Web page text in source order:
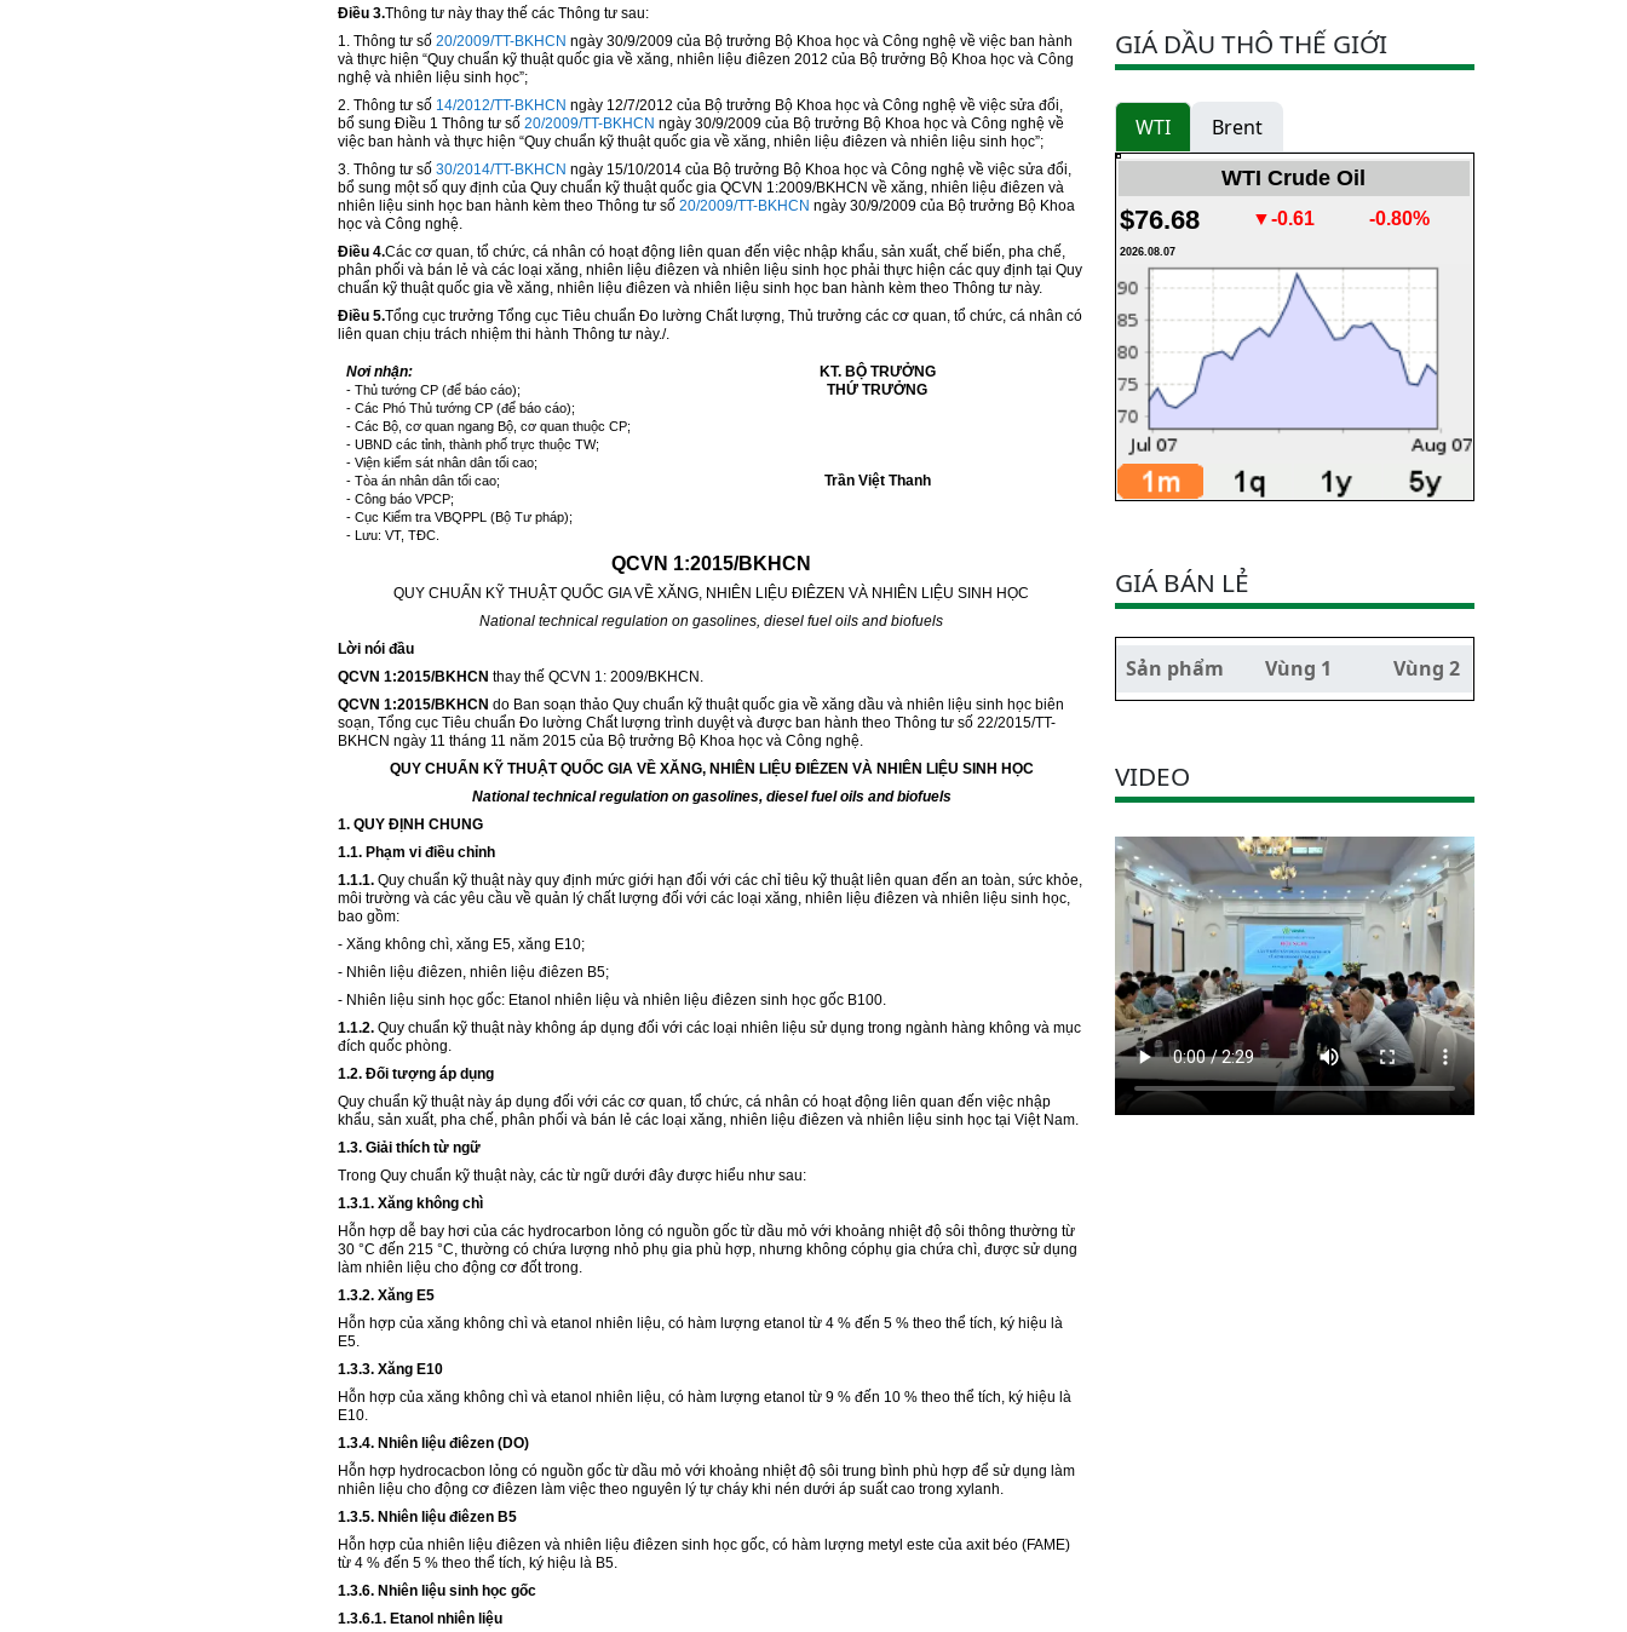
Điều 3.Thông tư này thay thế các Thông tư sau:
1. Thông tư số 20/2009/TT-BKHCN ngày 30/9/2009 của Bộ trưởng Bộ Khoa học và Công nghệ về việc ban hành
và thực hiện “Quy chuẩn kỹ thuật quốc gia về xăng, nhiên liệu điêzen 2012 của Bộ trưởng Bộ Khoa học và Công
nghệ và nhiên liệu sinh học”;
2. Thông tư số 14/2012/TT-BKHCN ngày 12/7/2012 của Bộ trưởng Bộ Khoa học và Công nghệ về việc sửa đổi,
bổ sung Điều 1 Thông tư số 20/2009/TT-BKHCN ngày 30/9/2009 của Bộ trưởng Bộ Khoa học và Công nghệ về
việc ban hành và thực hiện “Quy chuẩn kỹ thuật quốc gia về xăng, nhiên liệu điêzen và nhiên liệu sinh học”;
3. Thông tư số 30/2014/TT-BKHCN ngày 15/10/2014 của Bộ trưởng Bộ Khoa học và Công nghệ về việc sửa đổi,
bổ sung một số quy định của Quy chuẩn kỹ thuật quốc gia QCVN 1:2009/BKHCN về xăng, nhiên liệu điêzen và
nhiên liệu sinh học ban hành kèm theo Thông tư số 20/2009/TT-BKHCN ngày 30/9/2009 của Bộ trưởng Bộ Khoa
học và Công nghệ.
Điều 4.Các cơ quan, tổ chức, cá nhân có hoạt động liên quan đến việc nhập khẩu, sản xuất, chế biến, pha chế,
phân phối và bán lẻ và các loại xăng, nhiên liệu điêzen và nhiên liệu sinh học phải thực hiện các quy định tại Quy
chuẩn kỹ thuật quốc gia về xăng, nhiên liệu điêzen và nhiên liệu sinh học ban hành kèm theo Thông tư này.
Điều 5.Tổng cục trưởng Tổng cục Tiêu chuẩn Đo lường Chất lượng, Thủ trưởng các cơ quan, tổ chức, cá nhân có
liên quan chịu trách nhiệm thi hành Thông tư này./.
Nơi nhận:
- Thủ tướng CP (để báo cáo);
- Các Phó Thủ tướng CP (để báo cáo);
- Các Bộ, cơ quan ngang Bộ, cơ quan thuộc CP;
- UBND các tỉnh, thành phố trực thuộc TW;
- Việnkiểm sát nhân dân tối cao;
- Tòaán nhân dân tối cao;
- Công báo VPCP;
- Cục Kiểmtra VBQPPL (Bộ Tư pháp);
- Lưu: VT, TĐC.
KT. BỘ TRƯỞNG
THỨ TRƯỞNG
Trần Việt Thanh
QCVN 1:2015/BKHCN
QUY CHUẨN KỸ THUẬT QUỐC GIA VỀ XĂNG, NHIÊN LIỆU ĐIÊZEN VÀ NHIÊN LIỆU SINH HỌC
National technical regulation on gasolines, diesel fuel oils and biofuels
Lời nói đầu
QCVN 1:2015/BKHCN thay thế QCVN 1: 2009/BKHCN.
QCVN 1:2015/BKHCN do Ban soạn thảo Quy chuẩn kỹ thuật quốc gia về xăng dầu và nhiên liệu sinh học biên
soạn, Tổng cục Tiêu chuẩn Đo lường Chất lượng trình duyệt và được ban hành theo Thông tư số 22/2015/TT-
BKHCN ngày 11 tháng 11 năm 2015 của Bộ trưởng Bộ Khoa học và Công nghệ.
QUY CHUẨN KỸ THUẬT QUỐC GIA VỀ XĂNG, NHIÊN LIỆU ĐIÊZEN VÀ NHIÊN LIỆU SINH HỌC
National technical regulation on gasolines, diesel fuel oils and biofuels
1. QUY ĐỊNH CHUNG
1.1. Phạm vi điều chỉnh
1.1.1. Quy chuẩn kỹ thuật này quy định mức giới hạn đối với các chỉ tiêu kỹ thuật liên quan đến an toàn, sức khỏe,
môi trường và các yêu cầu về quản lý chất lượng đối với các loại xăng, nhiên liệu điêzen và nhiên liệu sinh học,
bao gồm:
- Xăng không chì, xăng E5, xăng E10;
- Nhiên liệu điêzen, nhiên liệu điêzen B5;
- Nhiên liệu sinh học gốc: Etanol nhiên liệu và nhiên liệu điêzen sinh học gốc B100.
1.1.2. Quy chuẩn kỹ thuật này không áp dụng đối với các loại nhiên liệu sử dụng trong ngành hàng không và mục
đích quốc phòng.
1.2. Đối tượng áp dụng
Quy chuẩn kỹ thuật này áp dụng đối với các cơ quan, tổ chức, cá nhân có hoạt động liên quan đến việc nhập
khẩu, sản xuất, pha chế, phân phối và bán lẻ các loại xăng, nhiên liệu điêzen và nhiên liệu sinh học tại Việt Nam.
1.3. Giải thích từ ngữ
Trong Quy chuẩn kỹ thuật này, các từ ngữ dưới đây được hiểu như sau:
1.3.1. Xăng không chì
Hỗn hợp dễ bay hơi của các hydrocarbon lỏng có nguồn gốc từ dầu mỏ với khoảng nhiệt độ sôi thông thường từ
30 °C đến 215 °C, thường có chứa lượng nhỏ phụ gia phù hợp, nhưng không cóphụ gia chứa chì, được sử dụng
làm nhiên liệu cho động cơ đốt trong.
1.3.2. Xăng E5
Hỗn hợp của xăng không chì và etanol nhiên liệu, có hàm lượng etanol từ 4 % đến 5 % theo thể tích, ký hiệu là
E5.
1.3.3. Xăng E10
Hỗn hợp của xăng không chì và etanol nhiên liệu, có hàm lượng etanol từ 9 % đến 10 % theo thể tích, ký hiệu là
E10.
1.3.4. Nhiên liệu điêzen (DO)
Hỗn hợp hydrocacbon lỏng có nguồn gốc từ dầu mỏ với khoảng nhiệt độ sôi trung bình phù hợp để sử dụng làm
nhiên liệu cho động cơ điêzen làm việc theo nguyên lý tự cháy khi nén dưới áp suất cao trong xylanh.
1.3.5. Nhiên liệu điêzen B5
Hỗn hợp của nhiên liệu điêzen và nhiên liệu điêzen sinh học gốc, có hàm lượng metyl este của axit béo (FAME)
từ 4 % đến 5 % theo thể tích, ký hiệu là B5.
1.3.6. Nhiên liệu sinh học gốc
1.3.6.1. Etanol nhiên liệu
GIÁ DẦU THÔ THẾ GIỚI
WTI Brent
WTI Crude Oil
$76.68 ▼-0.61 -0.80%
2026.08.07
GIÁ BÁN LẺ
Sản phẩm Vùng 1 Vùng 2
VIDEO